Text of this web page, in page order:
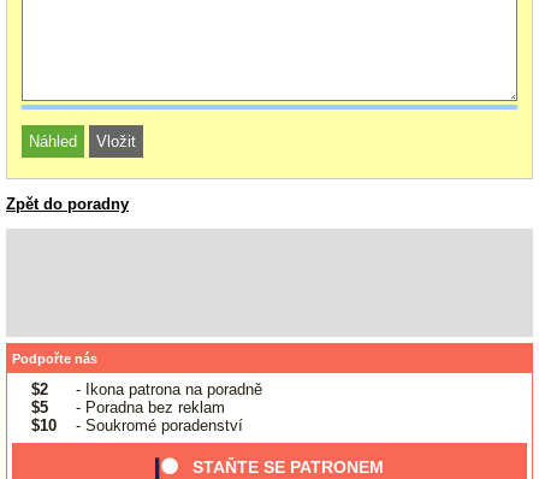
Zpět do poradny
Podpořte nás
$2
- Ikona patrona na poradně
$5
- Poradna bez reklam
$10
- Soukromé poradenství
STAŇTE SE PATRONEM